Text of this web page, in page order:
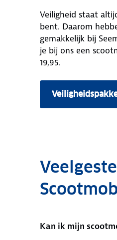
Veiligheid staat
bent. Daarom
gemakkelijk bij
je bij ons een
19,95.
Kan ik mijn